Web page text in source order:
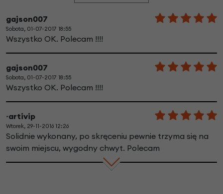
gajson007
Sobota, 01-07-2017 18:55
Wszystko OK. Polecam !!!!
gajson007
Sobota, 01-07-2017 18:55
Wszystko OK. Polecam !!!!
~artivip
Wtorek, 29-11-2016 12:26
Solidnie wykonany, po skręceniu pewnie trzyma się na
swoim miejscu, wygodny chwyt. Polecam